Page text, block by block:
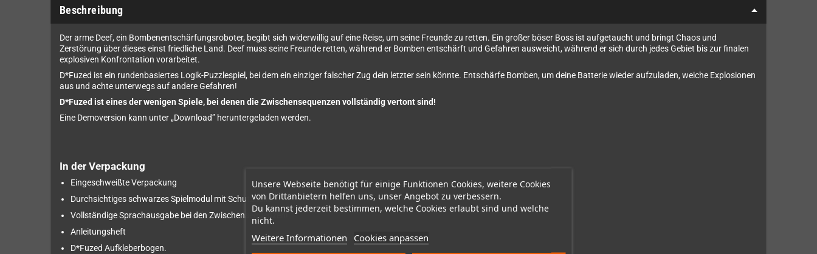
Unsere Webseite benötigt für einige Funktionen Cookies, weitere Cookies
von Drittanbietern helfen uns, unser Angebot zu verbessern.
Du kannst jederzeit bestimmen, welche Cookies erlaubt sind und welche
nicht.
Weitere Informationen Cookies anpassen
Beschreibung
Der arme Deef, ein Bombenentschärfungsroboter, begibt sich widerwillig auf eine Reise, um seine Freunde zu retten. Ein großer böser Boss ist aufgetaucht und bringt Chaos und
Zerstörung über dieses einst friedliche Land. Deef muss seine Freunde retten, während er Bomben entschärft und Gefahren ausweicht, während er sich durch jedes Gebiet bis zur finalen
explosiven Konfrontation vorarbeitet.
D*Fuzed ist ein rundenbasiertes Logik-Puzzlespiel, bei dem ein einziger falscher Zug dein letzter sein könnte. Entschärfe Bomben, um deine Batterie wieder aufzuladen, weiche Explosionen
aus und achte unterwegs auf andere Gefahren!
D*Fuzed ist eines der wenigen Spiele, bei denen die Zwischensequenzen vollständig vertont sind!
Eine Demoversion kann unter „Download” heruntergeladen werden.
In der Verpackung
Eingeschweißte Verpackung
Durchsichtiges schwarzes Spielmodul mit Schutzhülle
Vollständige Sprachausgabe bei den Zwischensequenzen!
Anleitungsheft
D*Fuzed Aufkleberbogen.